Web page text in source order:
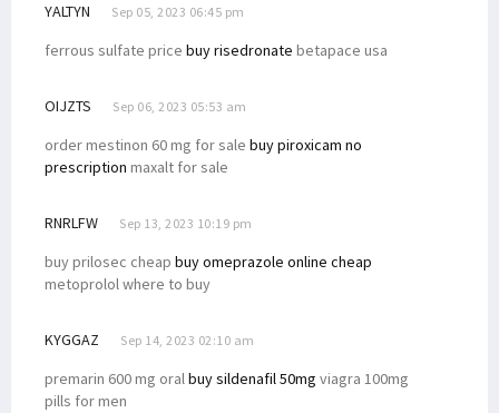
YALTYN Sep 05, 2023 06:45 pm
ferrous sulfate price buy risedronate betapace usa
OIJZTS Sep 06, 2023 05:53 am
order mestinon 60 mg for sale buy piroxicam no
prescription maxalt for sale
RNRLFW Sep 13, 2023 10:19 pm
buy prilosec cheap buy omeprazole online cheap
metoprolol where to buy
KYGGAZ Sep 14, 2023 02:10 am
premarin 600 mg oralbuy sildenafil 50mg viagra 100mg
pills for men